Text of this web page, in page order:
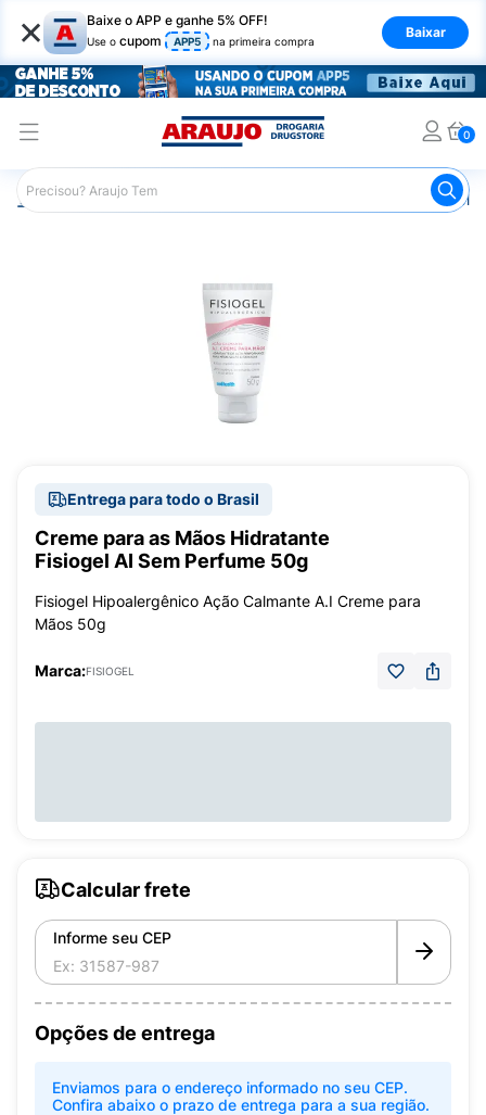
× Baixe o APP e ganhe 5% OFF!
Use o cupom APP5 na primeira compra
Baixar
0
Araujo Dermocosméticos Dermocosméticos para as
Entrega para todo o Brasil
Creme para as Mãos Hidratante
Fisiogel AI Sem Perfume 50g
Fisiogel Hipoalergênico Ação Calmante A.I Creme para
Mãos 50g
Marca:FISIOGEL
Calcular frete
Informe seu CEP
Opções de entrega
Enviamos para o endereço informado no seu CEP.
Confira abaixo o prazo de entrega para a sua região.